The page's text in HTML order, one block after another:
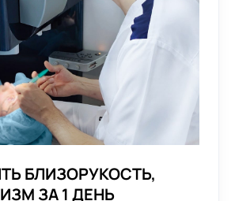
БЛИЗОРУКОСТЬ,
ЗА 1 ДЕНЬ